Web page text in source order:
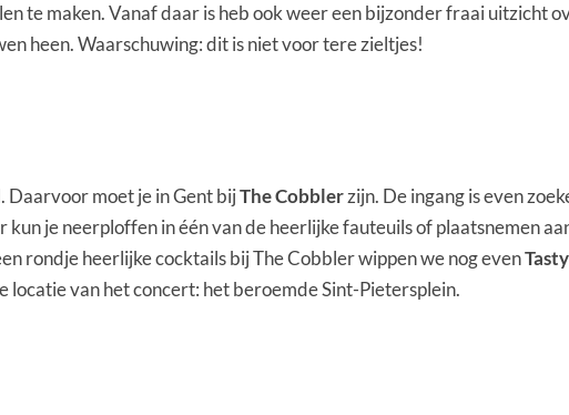
te maken. Vanaf daar is heb ook weer een bijzonder fraai uitzicht
heen. Waarschuwing: dit is niet voor tere zieltjes!
Daarvoor moet je in Gent bijThe Cobblerzijn. De ingang is even
je neerploffen in één van de heerlijke fauteuils of plaatsnemen
rondje heerlijke cocktails bij The Cobbler wippen we nog even
van het concert: het beroemde Sint-Pietersplein.